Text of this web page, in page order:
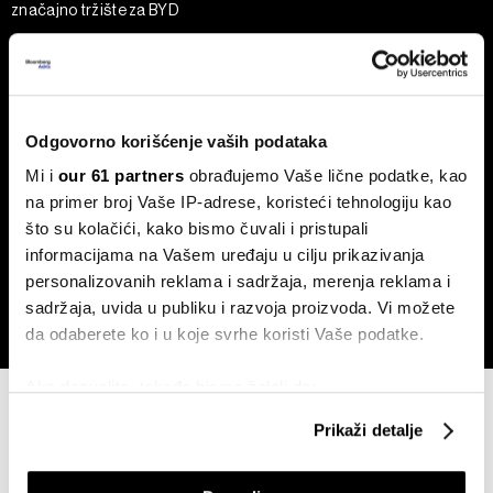
Odgovorno korišćenje vaših podataka
Mi i our 61 partners obrađujemo Vaše lične podatke, kao
na primer broj Vaše IP-adrese, koristeći tehnologiju kao
što su kolačići, kako bismo čuvali i pristupali
informacijama na Vašem uređaju u cilju prikazivanja
personalizovanih reklama i sadržaja, merenja reklama i
sadržaja, uvida u publiku i razvoja proizvoda. Vi možete
da odaberete ko i u koje svrhe koristi Vaše podatke.
Identifikujte svoj uređaj tako što ćete ga aktivno
Prikaži detalje
značajno tržište za BYD
Po čemu se tekući pad bitcoina
razlikuje od prethodnih
Kamatne stope Feda i ECB: kako
utiču na inflaciju, kredite, akcije i
obveznice